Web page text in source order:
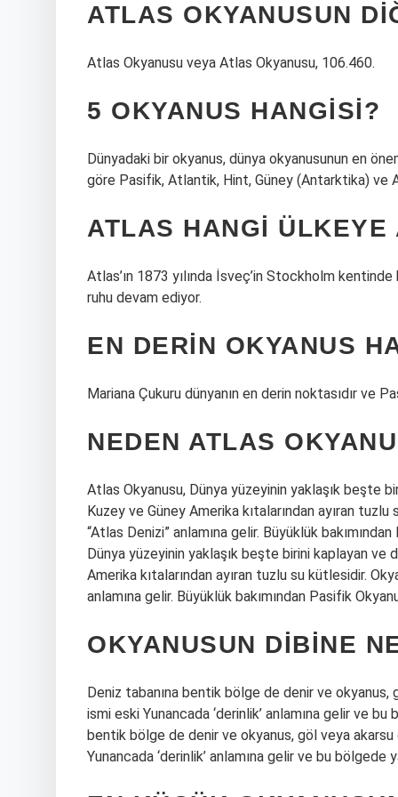
ATLAS OKYANUSUN
Atlas Okyanusu veya Atlas Okyanusu, 106.460.
5 OKYANUS HANGISI?
Dünyadaki bir okyanus, dünya okyanusunun en
göre Pasifik, Atlantik, Hint, Güney (Antarktika) ve
ATLAS HANGI ÜLKEYE
Atlas’ın 1873 yılında İsveç’in Stockholm
ruhu devam ediyor.
EN DERIN OKYANUS
Mariana Çukuru dünyanın en derin noktasıdır ve
NEDEN ATLAS
Atlas Okyanusu, Dünya yüzeyinin yaklaşık beşte
Kuzey ve Güney Amerika kıtalarından ayıran
“Atlas Denizi” anlamına gelir. Büyüklük
Dünya yüzeyinin yaklaşık beşte birini kaplayan ve
Amerika kıtalarından ayıran tuzlu su kütlesidir.
anlamına gelir. Büyüklük bakımından Pasifik
OKYANUSUN DIBINE
Deniz tabanına bentik bölge de denir ve okyanus,
ismi eski Yunancada ‘derinlik’ anlamına gelir ve
bentik bölge de denir ve okyanus, göl veya
Yunancada ‘derinlik’ anlamına gelir ve bu